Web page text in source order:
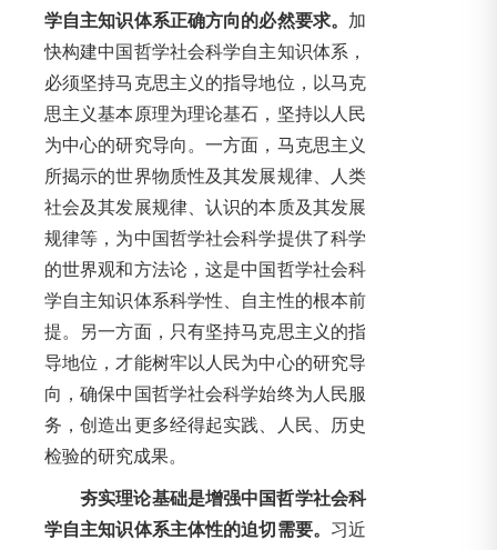
学自主知识体系正确方向的必然要求。 加
快构建中国哲学社会科学自主知识体系，
必须坚持马克思主义的指导地位，以马克
思主义基本原理为理论基石，坚持以人民
为中心的研究导向。一方面，马克思主义
所揭示的世界物质性及其发展规律、人类
社会及其发展规律、认识的本质及其发展
规律等，为中国哲学社会科学提供了科学
的世界观和方法论，这是中国哲学社会科
学自主知识体系科学性、自主性的根本前
提。另一方面，只有坚持马克思主义的指
导地位，才能树牢以人民为中心的研究导
向，确保中国哲学社会科学始终为人民服
务，创造出更多经得起实践、人民、历史
检验的研究成果。
夯实理论基础是增强中国哲学社会科
学自主知识体系主体性的迫切需要。 习近